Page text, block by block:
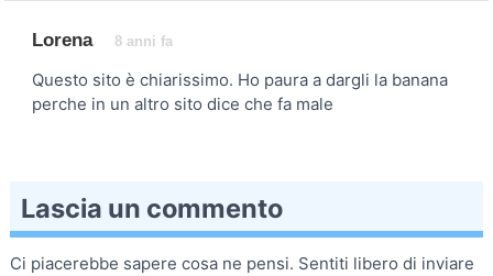
Lorena 8 anni fa
Questo sito è chiarissimo. Ho paura a dargli la banana
perche in un altro sito dice che fa male
Lascia un commento
Ci piacerebbe sapere cosa ne pensi. Sentiti libero di inviare